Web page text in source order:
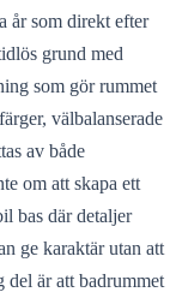
år som direkt efter
grund med
som gör rummet
välbalanserade
av både
om att skapa ett
bas där detaljer
ge karaktär utan att
del är att badrummet